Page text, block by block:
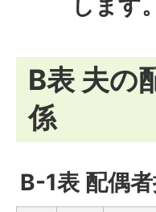
します。
B表 夫の
係
B-1表 配偶